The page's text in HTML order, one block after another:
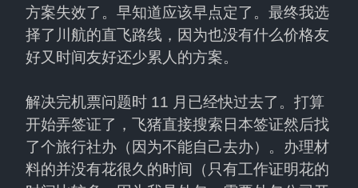
方案失效了。早知道应该早点定了。最终我选
择了川航的直飞路线，因为也没有什么价格友
好又时间友好还少累人的方案。
解决完机票问题时 11 月已经快过去了。打算
开始弄签证了，飞猪直接搜索日本签证然后找
了个旅行社办（因为不能自己去办）。办理材
料的并没有花很久的时间（只有工作证明花的